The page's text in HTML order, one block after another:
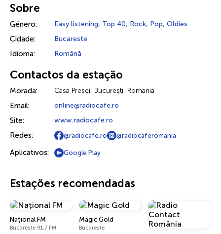
Sobre
Género: Easy listening, Top 40, Rock, Pop, Oldies
Cidade: Bucareste
Idioma: Română
Contactos da estação
Morada: Casa Presei, București, Romania
Email: online@radiocafe.ro
Site: www.radiocafe.ro
Redes: @radiocafe.ro @radiocaferomania
Aplicativos: Google Play
Estações recomendadas
Național FM
Bucareste 91.7 FM
Magic Gold
Bucareste